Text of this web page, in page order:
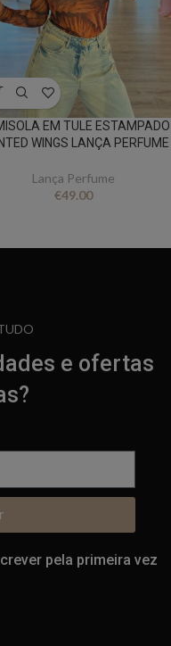
EM TULE ESTAMPADO
WINGS LANÇA PERFUME
Lança Perfume
€49.00
e ofertas
pela primeira vez